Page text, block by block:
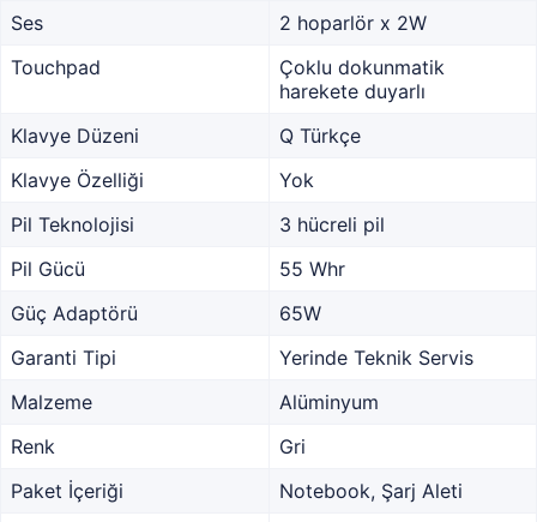
Ses
2 hoparlör x 2W
Touchpad
Çoklu dokunmatik
harekete duyarlı
Klavye Düzeni
Q Türkçe
Klavye Özelliği
Yok
Pil Teknolojisi
3 hücreli pil
Pil Gücü
55 Whr
Güç Adaptörü
65W
Garanti Tipi
Yerinde Teknik Servis
Malzeme
Alüminyum
Renk
Gri
Paket İçeriği
Notebook, Şarj Aleti